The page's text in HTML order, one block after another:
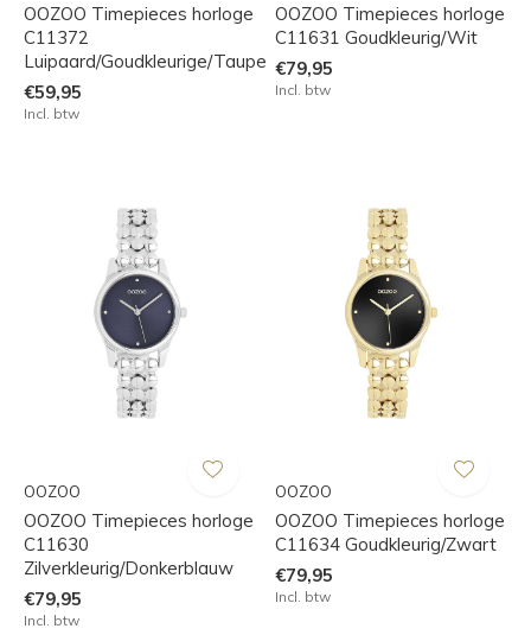
OOZOO Timepieces horloge
C11372
Luipaard/Goudkleurige/Taupe
€59,95
Incl. btw
OOZOO Timepieces horloge
C11631 Goudkleurig/Wit
€79,95
Incl. btw
OOZOO
OOZOO Timepieces horloge
C11630
Zilverkleurig/Donkerblauw
€79,95
Incl. btw
OOZOO
OOZOO Timepieces horloge
C11634 Goudkleurig/Zwart
€79,95
Incl. btw